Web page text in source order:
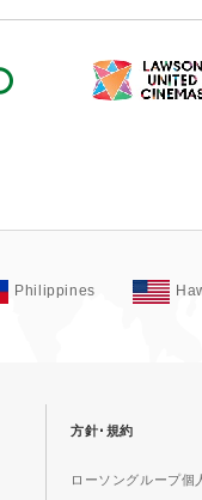
Philippines
方針･規約
ローソングループ個